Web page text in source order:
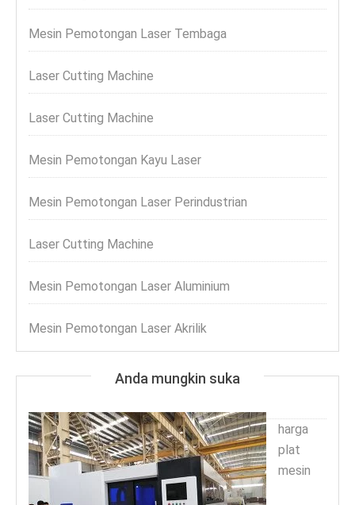
Mesin Pemotongan Laser Tembaga
Laser Cutting Machine
Laser Cutting Machine
Mesin Pemotongan Kayu Laser
Mesin Pemotongan Laser Perindustrian
Laser Cutting Machine
Mesin Pemotongan Laser Aluminium
Mesin Pemotongan Laser Akrilik
Anda mungkin suka
harga
plat
mesin